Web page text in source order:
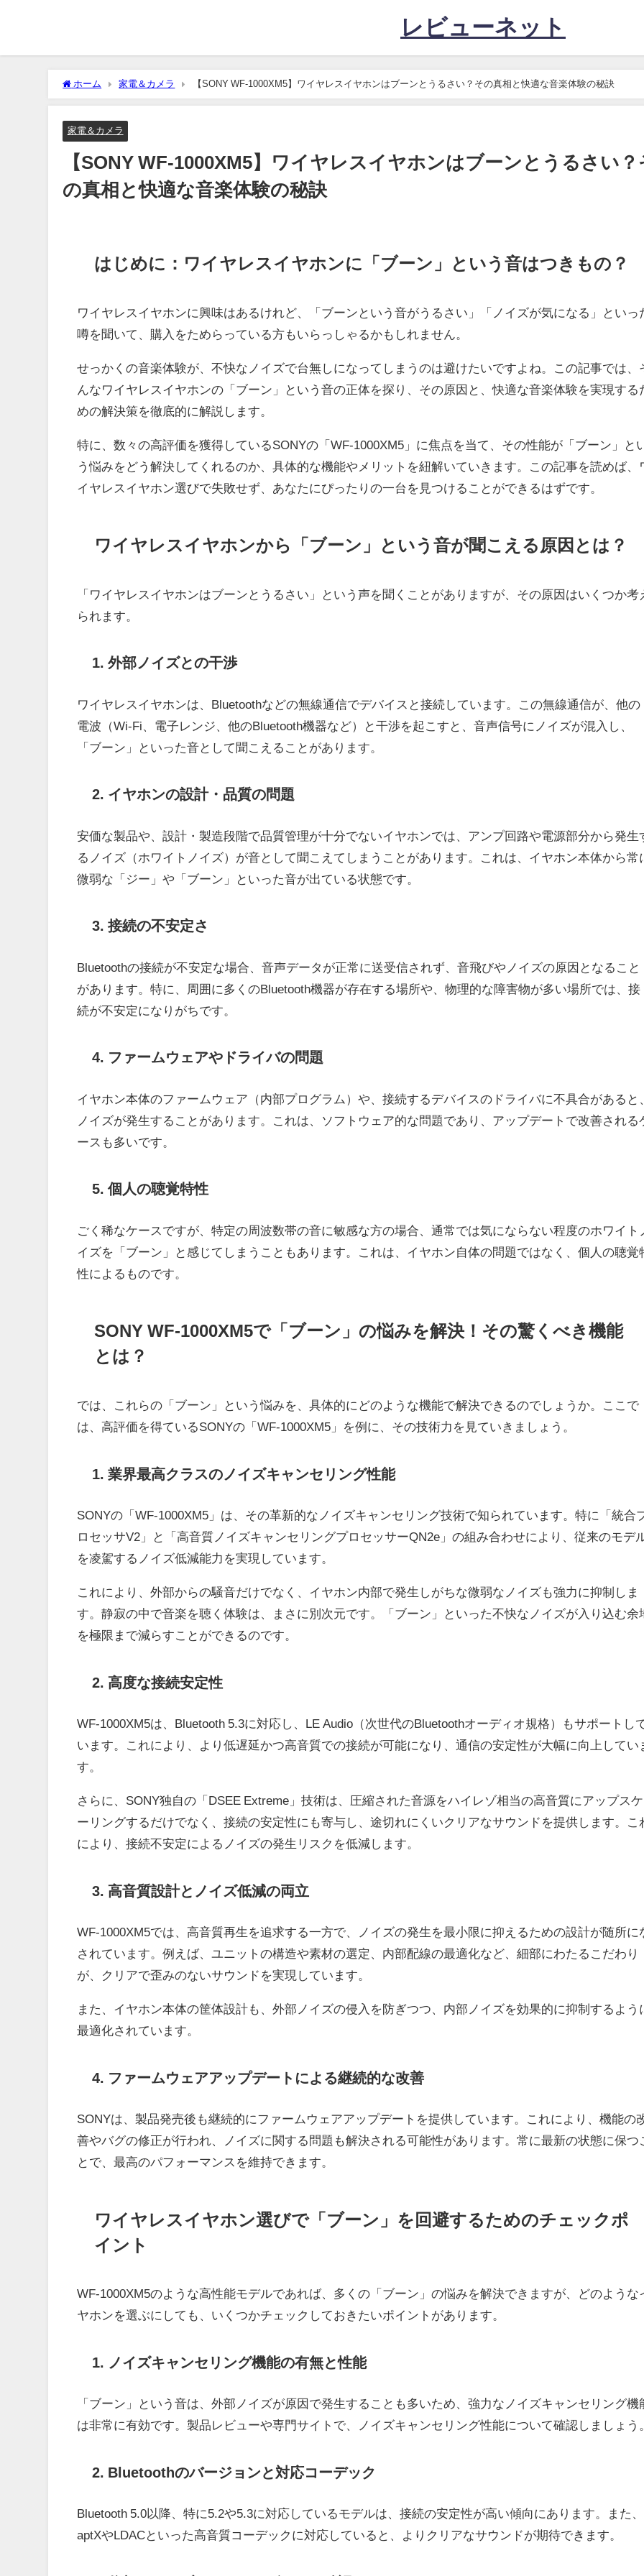
レビューネット
ホーム 家電＆カメラ 【SONY WF-1000XM5】ワイヤレスイヤホンはブーンとうるさい？その真相と快適な音楽体験の秘訣
家電＆カメラ
【SONY WF-1000XM5】ワイヤレスイヤホンはブーンとうるさい？
の真相と快適な音楽体験の秘訣
はじめに：ワイヤレスイヤホンに「ブーン」という音はつきもの？
ワイヤレスイヤホンに興味はあるけれど、「ブーンという音がうるさい」「ノイズが気になる」といっ
噂を聞いて、購入をためらっている方もいらっしゃるかもしれません。
せっかくの音楽体験が、不快なノイズで台無しになってしまうのは避けたいですよね。この記事では、
んなワイヤレスイヤホンの「ブーン」という音の正体を探り、その原因と、快適な音楽体験を実現する
めの解決策を徹底的に解説します。
特に、数々の高評価を獲得しているSONYの「WF-1000XM5」に焦点を当て、その性能が「ブーン」と
う悩みをどう解決してくれるのか、具体的な機能やメリットを紐解いていきます。この記事を読めば、
イヤレスイヤホン選びで失敗せず、あなたにぴったりの一台を見つけることができるはずです。
ワイヤレスイヤホンから「ブーン」という音が聞こえる原因とは？
「ワイヤレスイヤホンはブーンとうるさい」という声を聞くことがありますが、その原因はいくつか考
られます。
1. 外部ノイズとの干渉
ワイヤレスイヤホンは、Bluetoothなどの無線通信でデバイスと接続しています。この無線通信が、他の
電波（Wi-Fi、電子レンジ、他のBluetooth機器など）と干渉を起こすと、音声信号にノイズが混入し、
「ブーン」といった音として聞こえることがあります。
2. イヤホンの設計・品質の問題
安価な製品や、設計・製造段階で品質管理が十分でないイヤホンでは、アンプ回路や電源部分から発生
るノイズ（ホワイトノイズ）が音として聞こえてしまうことがあります。これは、イヤホン本体から常
微弱な「ジー」や「ブーン」といった音が出ている状態です。
3. 接続の不安定さ
Bluetoothの接続が不安定な場合、音声データが正常に送受信されず、音飛びやノイズの原因となること
があります。特に、周囲に多くのBluetooth機器が存在する場所や、物理的な障害物が多い場所では、接
続が不安定になりがちです。
4. ファームウェアやドライバの問題
イヤホン本体のファームウェア（内部プログラム）や、接続するデバイスのドライバに不具合があると
ノイズが発生することがあります。これは、ソフトウェア的な問題であり、アップデートで改善される
ースも多いです。
5. 個人の聴覚特性
ごく稀なケースですが、特定の周波数帯の音に敏感な方の場合、通常では気にならない程度のホワイト
イズを「ブーン」と感じてしまうこともあります。これは、イヤホン自体の問題ではなく、個人の聴覚
性によるものです。
SONY WF-1000XM5で「ブーン」の悩みを解決！その驚くべき機能
とは？
では、これらの「ブーン」という悩みを、具体的にどのような機能で解決できるのでしょうか。ここで
は、高評価を得ているSONYの「WF-1000XM5」を例に、その技術力を見ていきましょう。
1. 業界最高クラスのノイズキャンセリング性能
SONYの「WF-1000XM5」は、その革新的なノイズキャンセリング技術で知られています。特に「統合
ロセッサV2」と「高音質ノイズキャンセリングプロセッサーQN2e」の組み合わせにより、従来のモデ
を凌駕するノイズ低減能力を実現しています。
これにより、外部からの騒音だけでなく、イヤホン内部で発生しがちな微弱なノイズも強力に抑制しま
す。静寂の中で音楽を聴く体験は、まさに別次元です。「ブーン」といった不快なノイズが入り込む余
を極限まで減らすことができるのです。
2. 高度な接続安定性
WF-1000XM5は、Bluetooth 5.3に対応し、LE Audio（次世代のBluetoothオーディオ規格）もサポートし
います。これにより、より低遅延かつ高音質での接続が可能になり、通信の安定性が大幅に向上してい
す。
さらに、SONY独自の「DSEE Extreme」技術は、圧縮された音源をハイレゾ相当の高音質にアップスケ
ーリングするだけでなく、接続の安定性にも寄与し、途切れにくいクリアなサウンドを提供します。こ
により、接続不安定によるノイズの発生リスクを低減します。
3. 高音質設計とノイズ低減の両立
WF-1000XM5では、高音質再生を追求する一方で、ノイズの発生を最小限に抑えるための設計が随所に
されています。例えば、ユニットの構造や素材の選定、内部配線の最適化など、細部にわたるこだわり
が、クリアで歪みのないサウンドを実現しています。
また、イヤホン本体の筐体設計も、外部ノイズの侵入を防ぎつつ、内部ノイズを効果的に抑制するよう
最適化されています。
4. ファームウェアアップデートによる継続的な改善
SONYは、製品発売後も継続的にファームウェアアップデートを提供しています。これにより、機能の
善やバグの修正が行われ、ノイズに関する問題も解決される可能性があります。常に最新の状態に保つ
とで、最高のパフォーマンスを維持できます。
ワイヤレスイヤホン選びで「ブーン」を回避するためのチェックポ
イント
WF-1000XM5のような高性能モデルであれば、多くの「ブーン」の悩みを解決できますが、どのような
ヤホンを選ぶにしても、いくつかチェックしておきたいポイントがあります。
1. ノイズキャンセリング機能の有無と性能
「ブーン」という音は、外部ノイズが原因で発生することも多いため、強力なノイズキャンセリング機
は非常に有効です。製品レビューや専門サイトで、ノイズキャンセリング性能について確認しましょう
2. Bluetoothのバージョンと対応コーデック
Bluetooth 5.0以降、特に5.2や5.3に対応しているモデルは、接続の安定性が高い傾向にあります。また、
aptXやLDACといった高音質コーデックに対応していると、よりクリアなサウンドが期待できます。